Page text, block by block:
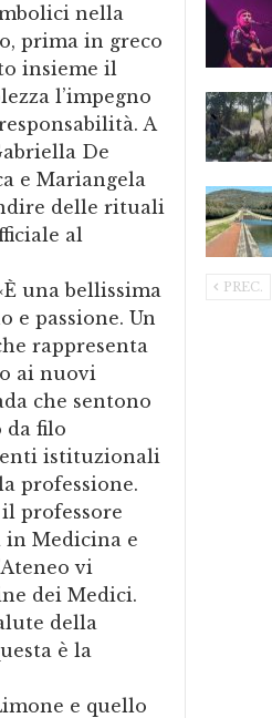
nella
prima in greco
insieme il
l’impegno
A
De
e Mariangela
delle rituali
al
una bellissima
e passione. Un
rappresenta
ai nuovi
che sentono
da filo
istituzionali
professione.
professore
in Medicina e
vi
dei Medici.
della
è la
e quello
PREC.